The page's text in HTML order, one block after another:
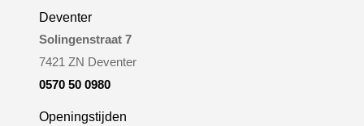
Deventer
Solingenstraat 7
7421 ZN Deventer
0570 50 0980
Openingstijden